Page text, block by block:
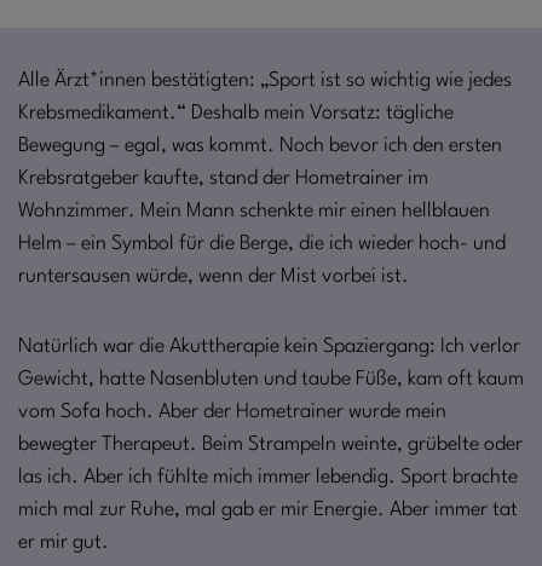
Alle Ärzt*innen bestätigten: „Sport ist so wichtig wie jedes
Krebsmedikament.“ Deshalb mein Vorsatz: tägliche
Bewegung – egal, was kommt. Noch bevor ich den ersten
Krebsratgeber kaufte, stand der Hometrainer im
Wohnzimmer. Mein Mann schenkte mir einen hellblauen
Helm – ein Symbol für die Berge, die ich wieder hoch- und
runtersausen würde, wenn der Mist vorbei ist.
Natürlich war die Akuttherapie kein Spaziergang: Ich verlor
Gewicht, hatte Nasenbluten und taube Füße, kam oft kaum
vom Sofa hoch. Aber der Hometrainer wurde mein
bewegter Therapeut. Beim Strampeln weinte, grübelte oder
las ich. Aber ich fühlte mich immer lebendig. Sport brachte
mich mal zur Ruhe, mal gab er mir Energie. Aber immer tat
er mir gut.